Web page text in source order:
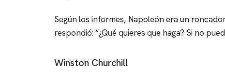
Según los informes, Napoleón era un
respondió: “¿Qué quieres que haga? Si no
Winston Churchill